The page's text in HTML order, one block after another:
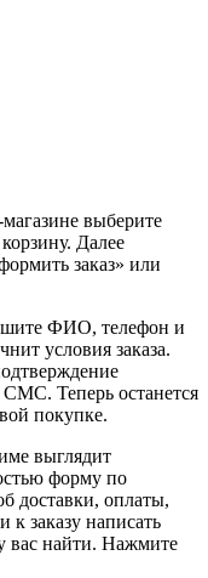
выберите
Далее
заказ» или
ФИО, телефон и
условия заказа.
СМС. Теперь останется
покупке.
выглядит
форму по
доставки, оплаты,
к заказу написать
вас найти. Нажмите